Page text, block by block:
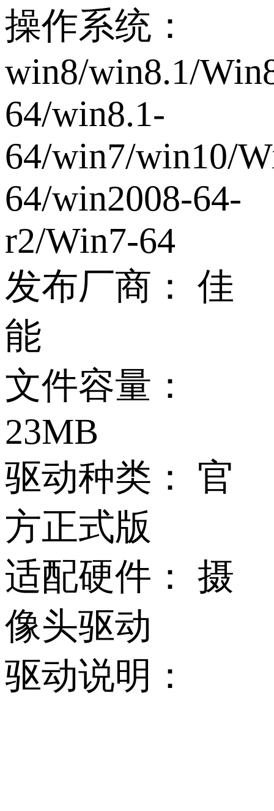
操作系统：
win8/win8.1/
64/win8.1-
64/win7/win10/
64/win2008-64-
r2/Win7-64
发布厂商：
佳
能
文件容量：
23MB
驱动种类：
官
方正式版
适配硬件：
摄
像头驱动
驱动说明：